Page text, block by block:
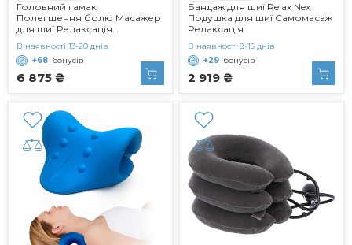
Головний гамак
Полегшення болю Масажер
для шиї Релаксація
релаксатор з кріпленням
Тримач з нержавіючої сталі
для чоловіків і жінок
6 875 ₴
В наявності 13-20 днів
+68 бонусів
Бандаж для шиї Relax Nex
Подушка для шиї Самомасаж
Релаксація
2 919 ₴
В наявності 8-15 днів
+29 бонусів